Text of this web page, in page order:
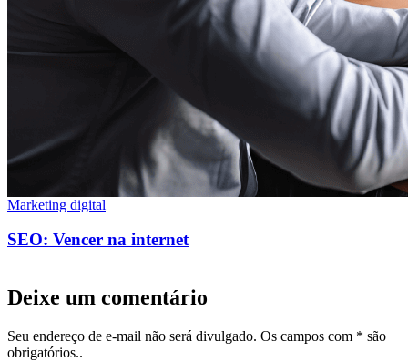
Marketing digital
SEO: Vencer na internet
Deixe um comentário
Seu endereço de e-mail não será divulgado. Os campos com * são
obrigatórios..